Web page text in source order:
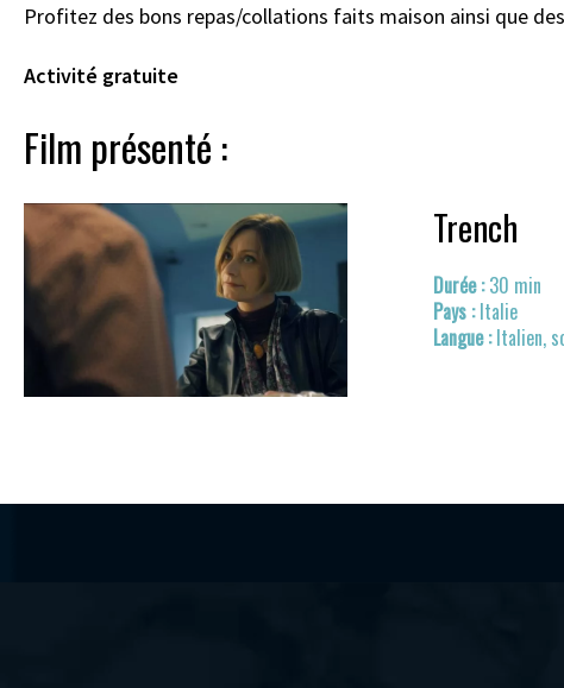
Profitez des bons repas/collations faits maison ainsi que
Activité gratuite
Film présenté :
Trench
30 min
Italie
Italien,